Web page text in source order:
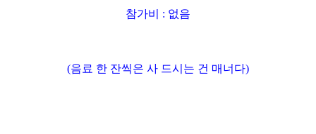
참가비 : 없음
(음료 한 잔씩은 사 드시는 건 매너다)